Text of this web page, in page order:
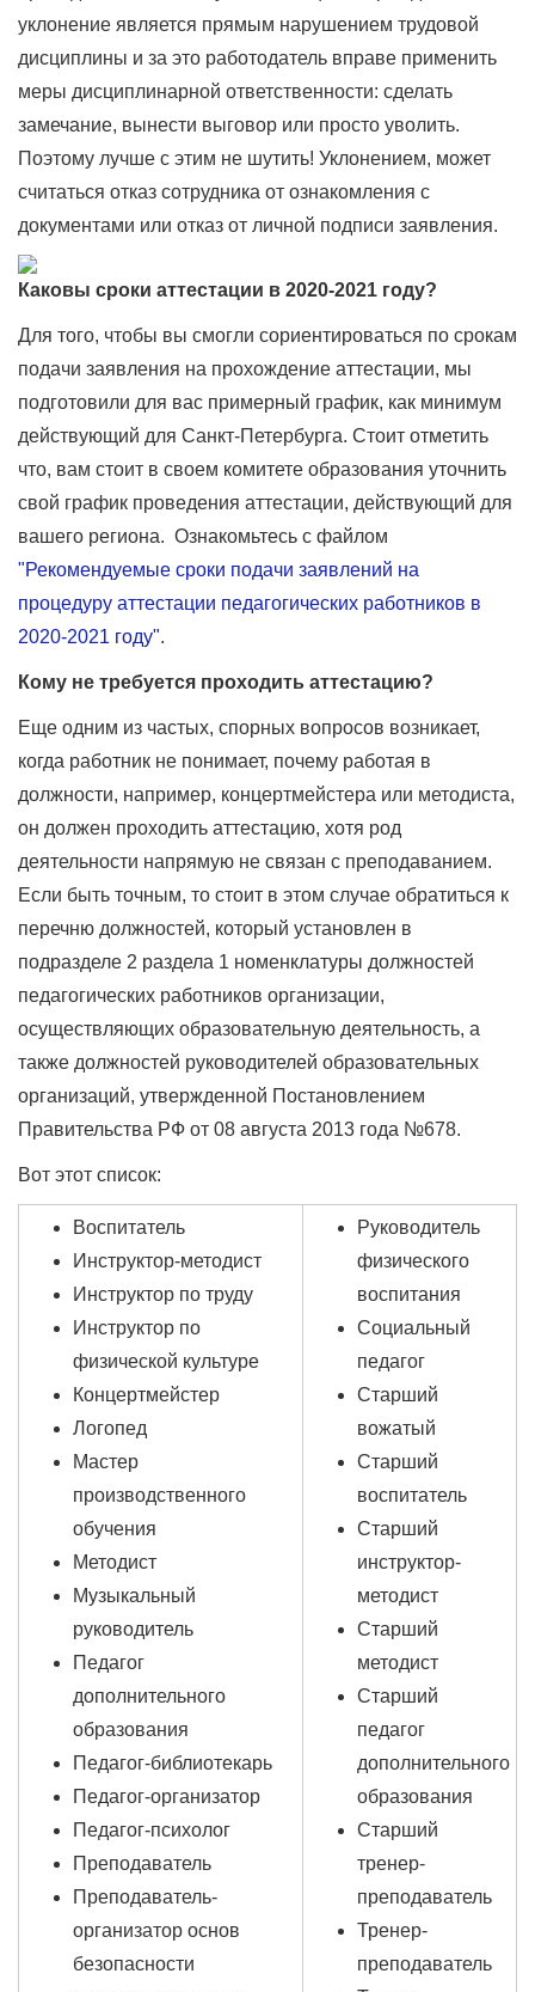
уклонение является прямым нарушением трудовой
дисциплины и за это работодатель вправе применить
меры дисциплинарной ответственности: сделать
замечание, вынести выговор или просто уволить.
Поэтому лучше с этим не шутить! Уклонением, может
считаться отказ сотрудника от ознакомления с
документами или отказ от личной подписи заявления.
Каковы сроки аттестации в 2020-2021 году?
Для того, чтобы вы смогли сориентироваться по срокам
подачи заявления на прохождение аттестации, мы
подготовили для вас примерный график, как минимум
действующий для Санкт-Петербурга. Стоит отметить
что, вам стоит в своем комитете образования уточнить
свой график проведения аттестации, действующий для
вашего региона. Ознакомьтесь с файлом
"Рекомендуемые сроки подачи заявлений на
процедуру аттестации педагогических работников в
2020-2021 году".
Кому не требуется проходить аттестацию?
Еще одним из частых, спорных вопросов возникает,
когда работник не понимает, почему работая в
должности, например, концертмейстера или методиста,
он должен проходить аттестацию, хотя род
деятельности напрямую не связан с преподаванием.
Если быть точным, то стоит в этом случае обратиться к
перечню должностей, который установлен в
подразделе 2 раздела 1 номенклатуры должностей
педагогических работников организации,
осуществляющих образовательную деятельность, а
также должностей руководителей образовательных
организаций, утвержденной Постановлением
Правительства РФ от 08 августа 2013 года №678.
Вот этот список:
Воспитатель
Инструктор-методист
Инструктор по труду
Инструктор по
физической культуре
Концертмейстер
Логопед
Мастер
производственного
обучения
Методист
Музыкальный
руководитель
Педагог
дополнительного
образования
Педагог-библиотекарь
Педагог-организатор
Педагог-психолог
Преподаватель
Преподаватель-
организатор основ
безопасности
Руководитель
физического
воспитания
Социальный
педагог
Старший
вожатый
Старший
воспитатель
Старший
инструктор-
методист
Старший
методист
Старший
педагог
дополнительного
образования
Старший
тренер-
преподаватель
Тренер-
преподаватель